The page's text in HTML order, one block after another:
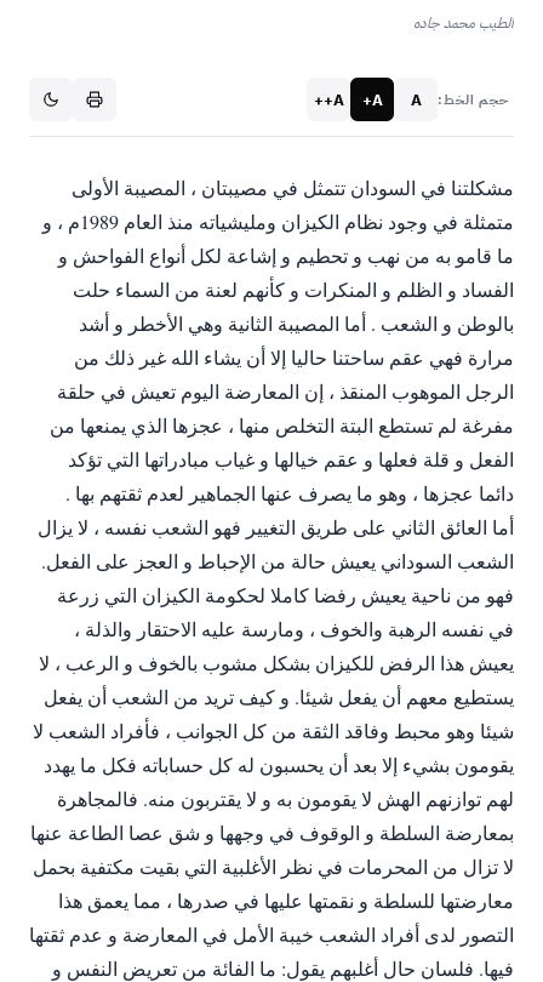
الطيب محمد جاده
حجم الخط: A
A+
A++
مشكلتنا في السودان تتمثل في مصيبتان ، المصيبة الأولى
متمثلة في وجود نظام الكيزان ومليشياته منذ العام 1989م ، و
ما قامو به من نهب و تحطيم و إشاعة لكل أنواع الفواحش و
الفساد و الظلم و المنكرات و كأنهم لعنة من السماء حلت
بالوطن و الشعب . أما المصيبة الثانية وهي الأخطر و أشد
مرارة فهي عقم ساحتنا حاليا إلا أن يشاء الله غير ذلك من
الرجل الموهوب المنقذ ، إن المعارضة اليوم تعيش في حلقة
مفرغة لم تستطع البتة التخلص منها ، عجزها الذي يمنعها من
الفعل و قلة فعلها و عقم خيالها و غياب مبادراتها التي تؤكد
دائما عجزها ، وهو ما يصرف عنها الجماهير لعدم ثقتهم بها .
أما العائق الثاني على طريق التغيير فهو الشعب نفسه ، لا يزال
الشعب السوداني يعيش حالة من الإحباط و العجز على الفعل.
فهو من ناحية يعيش رفضا كاملا لحكومة الكيزان التي زرعة
في نفسه الرهبة والخوف ، ومارسة عليه الاحتقار والذلة ،
يعيش هذا الرفض للكيزان بشكل مشوب بالخوف و الرعب ، لا
يستطيع معهم أن يفعل شيئا. و كيف تريد من الشعب أن يفعل
شيئا وهو محبط وفاقد الثقة من كل الجوانب ، فأفراد الشعب لا
يقومون بشيء إلا بعد أن يحسبون له كل حساباته فكل ما يهدد
لهم توازنهم الهش لا يقومون به و لا يقتربون منه. فالمجاهرة
بمعارضة السلطة و الوقوف في وجهها و شق عصا الطاعة عنها
لا تزال من المحرمات في نظر الأغلبية التي بقيت مكتفية بحمل
معارضتها للسلطة و نقمتها عليها في صدرها ، مما يعمق هذا
التصور لدى أفراد الشعب خيبة الأمل في المعارضة و عدم ثقتها
فيها. فلسان حال أغلبهم يقول: ما الفائة من تعريض النفس و